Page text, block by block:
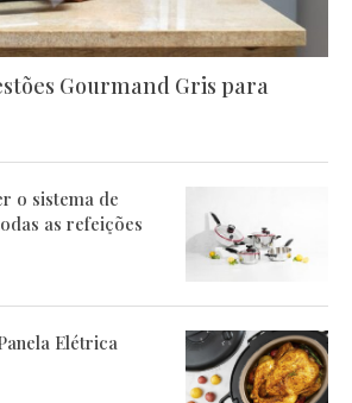
Gourmand Gris para
o sistema de
as refeições
Elétrica